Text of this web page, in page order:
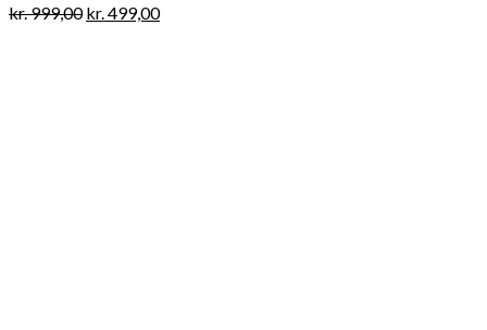
kr.999,00 Original
kr.499,00Current